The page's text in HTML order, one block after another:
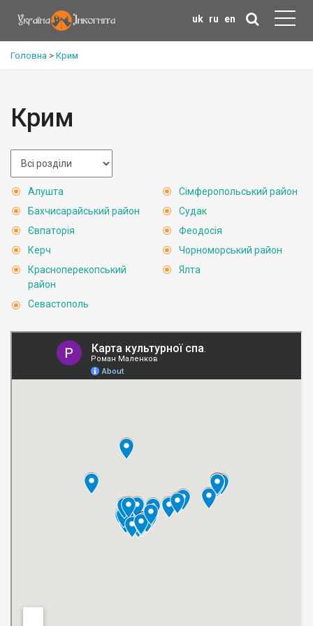
uk ru en
Головна > Крим
Крим
Алушта
Бахчисарайський район
Євпаторія
Керч
Красноперекопський
район
Севастополь
Сімферопольський район
Судак
Феодосія
Чорноморський район
Ялта